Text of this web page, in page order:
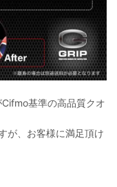
基準の高品質クオ
が、お客様に満足頂け